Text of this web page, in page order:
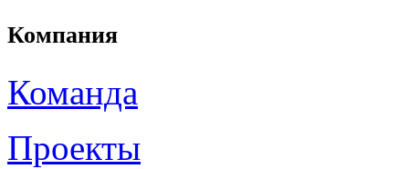
Компания
Команда
Проекты